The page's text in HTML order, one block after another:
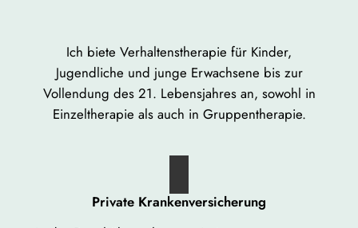
Ich biete Verhaltenstherapie für Kinder,
Jugendliche und junge Erwachsene bis zur
Vollendung des 21. Lebensjahres an, sowohl in
Einzeltherapie als auch in Gruppentherapie.
Private Krankenversicherung